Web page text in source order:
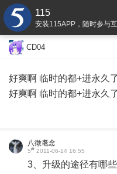
115
安装115APP，随时参与
CD04
好爽啊 临时的都+进永久
好爽啊 临时的都+进永久
八徵耄念
5# 2011-06-14 16:55
3、升级的途径有哪